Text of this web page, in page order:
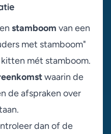
stamboom van een
met stamboom"
mét stamboom.
waarin de
de afspraken over
dan of de